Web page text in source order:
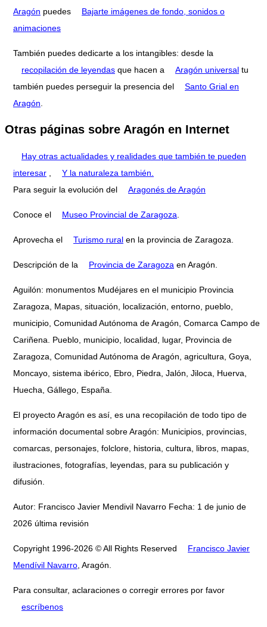
Aragón puedes
Bajarte imágenes de fondo, sonidos o
animaciones
También puedes dedicarte a los intangibles: desde la
recopilación de leyendas que hacen a Aragón universal tu
también puedes perseguir la presencia del
Santo Grial en
Aragón
Otras páginas sobre Aragón en Internet
Hay otras actualidades y realidades que también te pueden
interesar
Y la naturaleza también.
Para seguir la evolución del
Aragonés de Aragón
Conoce el Museo Provincial de Zaragoza
Aprovecha el Turismo rural en la provincia de Zaragoza.
Descripción de la Provincia de Zaragoza en Aragón.
Aguilón: monumentos Mudéjares en el municipio Provincia
Zaragoza, Mapas, situación, localización, entorno, pueblo,
municipio, Comunidad Autónoma de Aragón, Comarca Campo de
Cariñena. Pueblo, municipio, localidad, lugar, Provincia de
Zaragoza, Comunidad Autónoma de Aragón, agricultura, Goya,
Moncayo, sistema ibérico, Ebro, Piedra, Jalón, Jiloca, Huerva,
Huecha, Gállego, España.
El proyecto Aragón es así, es una recopilación de todo tipo de
información documental sobre Aragón: Municipios, provincias,
comarcas, personajes, folclore, historia, cultura, libros, mapas,
ilustraciones, fotografías, leyendas, para su publicación y
difusión.
Autor: Francisco Javier Mendivil Navarro Fecha: 1 de junio de
2026 última revisión
Copyright 1996-2026 © All Rights Reserved
Francisco Javier
Mendívil Navarro , Aragón.
Para consultar, aclaraciones o corregir errores por favor
escríbenos